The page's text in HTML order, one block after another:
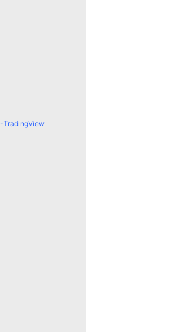
עקוב אחר כל השווקים ב-TradingView